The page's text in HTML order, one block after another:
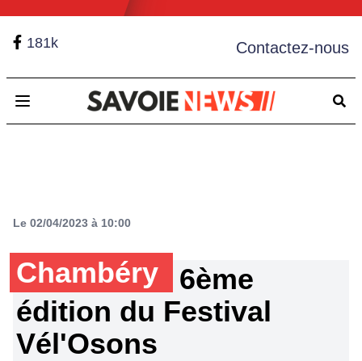
181k Contactez-nous
Open main menu
Le 02/04/2023 à 10:00
Chambéry
6ème
édition du Festival
Vél'Osons